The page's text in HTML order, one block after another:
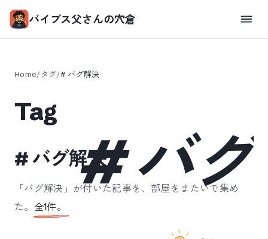
バイブス父さんの穴倉
Home/タグ/# バグ解決
#バ
Tag
#バグ解決
「バグ解決 」が付いた記事を、部屋をまたいで集め
た。 全1件。